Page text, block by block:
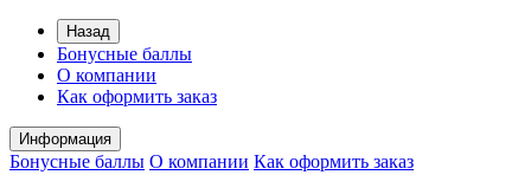
Назад
Бонусные баллы
О компании
Как оформить заказ
Информация
Бонусные баллы О компании Как оформить заказ